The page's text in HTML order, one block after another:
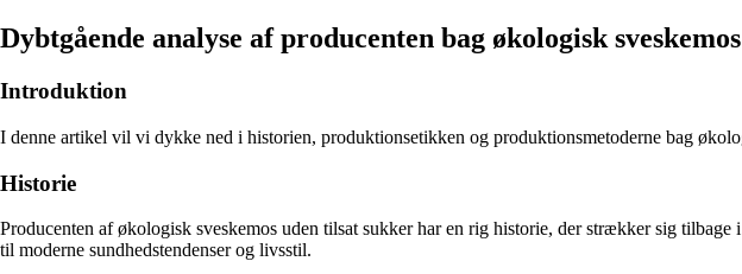
Dybtgående analyse af producenten bag økologisk
Introduktion
I denne artikel vil vi dykke ned i historien, produktionsetikken og produktionsmetoderne bag
Historie
Producenten af økologisk sveskemos uden tilsat sukker har en rig historie, der strækker sig
til moderne sundhedstendenser og livsstil.